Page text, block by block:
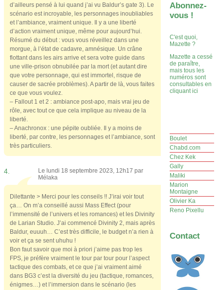
d’ailleurs pensé à lui quand j’ai vu Baldur’s gate 3). Le
scénario est incroyable, les personnages inoubliables
et l’ambiance, vraiment unique. Il y a une liberté
d’action vraiment unique, même pour aujourd’hui.
Résumé du début : vous vous réveillez dans une
morgue, à l’état de cadavre, amnésique. Un crâne
flottant dans les airs arrive et sera votre guide dans
une ville-prison obnubilée par la mort (et autant dire
que votre personnage, qui est immortel, risque de
causer de sacrée problèmes). A partir de là, vous faites
ce que vous voulez.
– Fallout 1 et 2 : ambiance post-apo, mais vrai jeu de
rôle, avec tout ce que cela implique au niveau de la
liberté.
– Anachronox : une pépite oubliée. Il y a moins de
liberté, par contre, les personnages et l’ambiance, sont
très particuliers.
4.
Le lundi 18 septembre 2023, 12h17 par
Mélaka
Dilettante > Merci pour les conseils !! J’irai voir tout
ça… On m’a conseillé aussi Mass Effect (pour
l’immensité de l’univers et les romances) et les Divinity
de Larian Studio. J’ai commencé Divinity 2, mais après
Baldur, euuuh… C’est très difficile, le budget n’a rien à
voir et ça se sent uhuhu !
Bon faut savoir que moi à priori j’aime pas trop les
FPS, je préfère vraiment le tour par tour pour l’aspect
tactique des combats, et ce que j’ai vraiment aimé
dans BG3 c’est la diversité du jeu (tactique, romances,
énigmes…) et l’immersion dans le scénario (les
Abonnez-
vous !
C'est quoi,
Mazette ?
Mazette a cessé
de paraître,
mais tous les
numéros sont
consultables en
cliquant ici
Boulet
Chabd.com
Chez Kek
Gally
Maliki
Marion
Montaigne
Olivier Ka
Reno Pixellu
Contact